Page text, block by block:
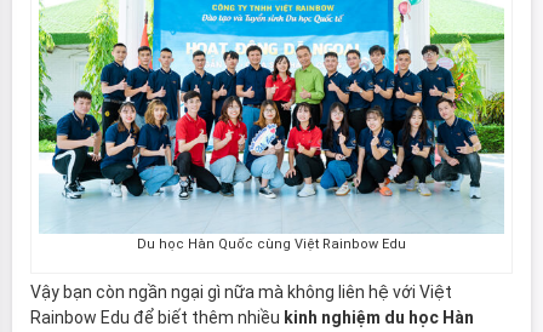
Du học Hàn Quốc cùng Việt Rainbow Edu
Vậy bạn còn ngần ngại gì nữa mà không liên hệ với Việt
Rainbow Edu để biết thêm nhiều kinh nghiệm du học Hàn